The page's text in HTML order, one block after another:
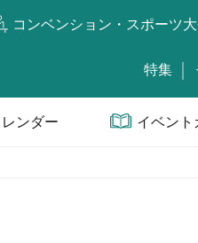
コンベンション・スポーツ
特集
ンダー イベント